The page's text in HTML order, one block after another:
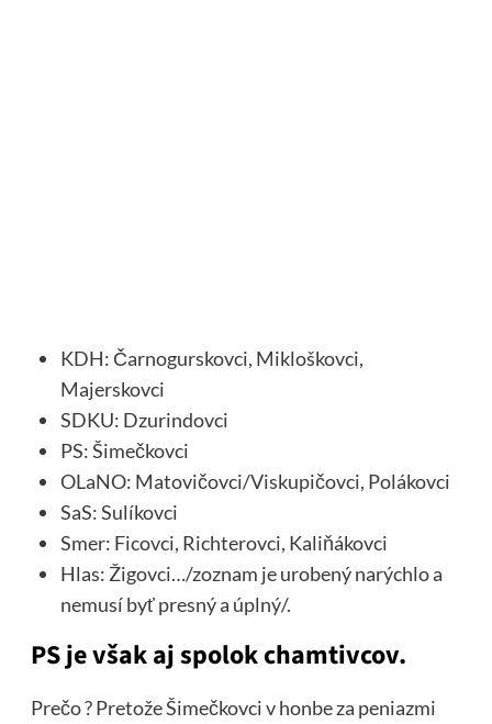
KDH: Čarnogurskovci, Mikloškovci,
Majerskovci
SDKU: Dzurindovci
PS: Šimečkovci
OLaNO: Matovičovci/Viskupičovci, Polákovci
SaS: Sulíkovci
Smer: Ficovci, Richterovci, Kaliňákovci
Hlas: Žigovci…/zoznam je urobený narýchlo a
nemusí byť presný a úplný/.
PS je však aj spolok chamtivcov.
Prečo ? Pretože Šimečkovci v honbe za peniazmi